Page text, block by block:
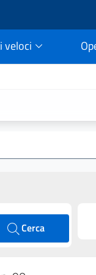
veloci
Cerca